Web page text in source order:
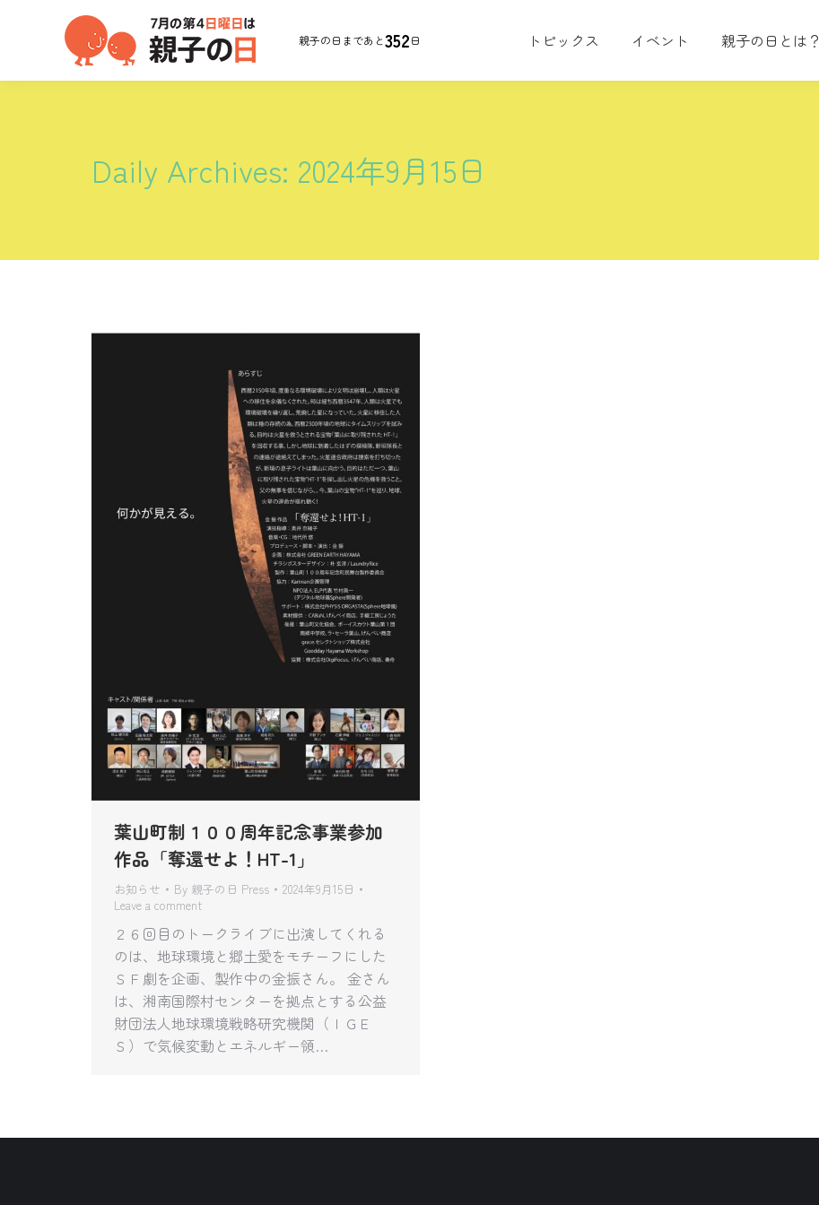
親子の日まであと352日 トピックス イベント 親子の日とは？
Daily Archives: 2024年9月15日
葉山町制１００周年記念事業参加
作品「奪還せよ！HT-1」
お知らせ By 親子の日 Press
2024年9月15日
Leave a comment
２６回目のトークライブに出演してくれる
のは、地球環境と郷土愛をモチーフにした
ＳＦ劇を企画、製作中の金振さん。 金さん
は、湘南国際村センターを拠点とする公益
財団法人地球環境戦略研究機関（ＩＧＥ
Ｓ）で気候変動とエネルギー領…